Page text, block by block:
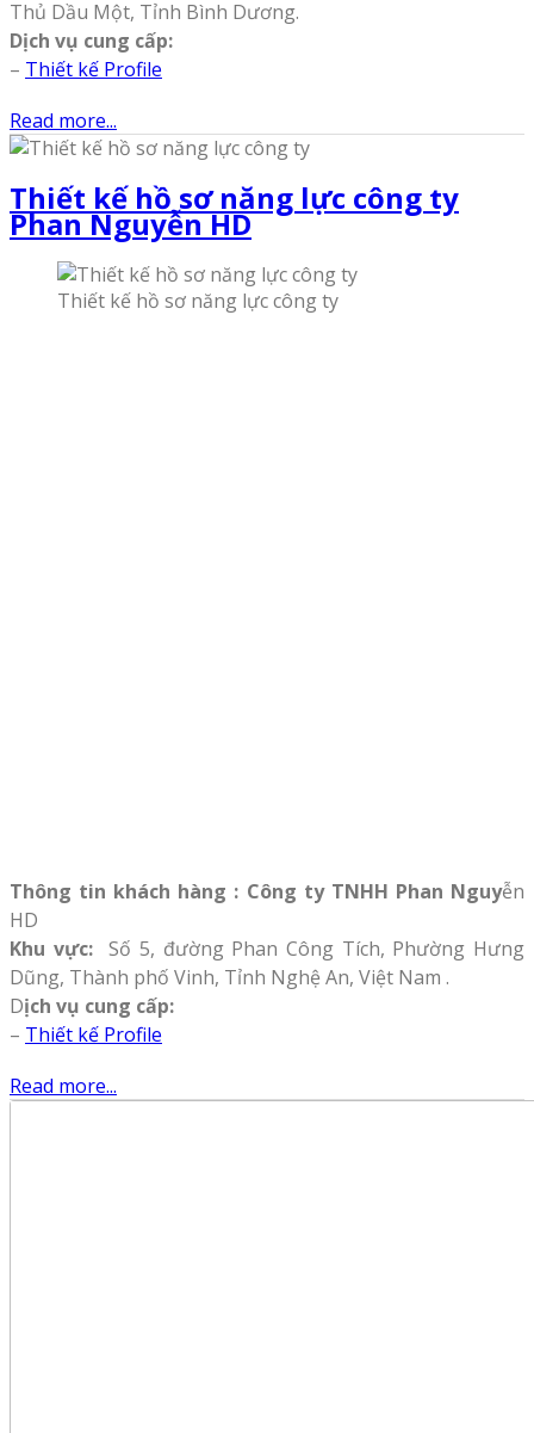
Thủ Dầu Một, Tỉnh Bình Dương.
Dịch vụ cung cấp:
– Thiết kế Profile
Read more...
Thiết kế hồ sơ năng lực công ty
Phan Nguyễn HD
Thiết kế hồ sơ năng lực công ty
Thông tin khách hàng : Công ty TNHH Phan Nguyễn
HD
Khu vực: Số 5, đường Phan Công Tích, Phường Hưng
Dũng, Thành phố Vinh, Tỉnh Nghệ An, Việt Nam .
Dịch vụ cung cấp:
– Thiết kế Profile
Read more...